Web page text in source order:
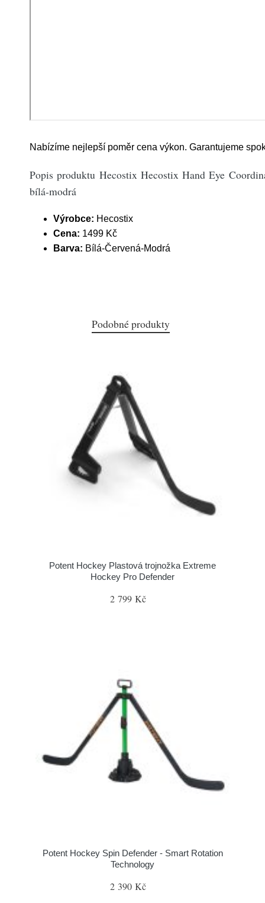
Nabízíme nejlepší poměr cena výkon. Garantujeme
Popis produktu Hecostix Hecostix Hand Eye
bílá-modrá
Výrobce: Hecostix
Cena: 1499 Kč
Barva: Bílá-Červená-Modrá
Podobné produkty
Potent Hockey Plastová trojnožka Extreme
Hockey Pro Defender
2 799 Kč
Potent Hockey Spin Defender - Smart Rotation
Technology
2 390 Kč